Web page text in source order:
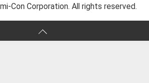
Con Corporation. All rights reserved.